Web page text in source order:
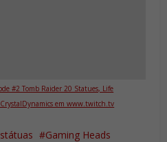
#2 Tomb Raider 20 Statues, Life
em www.twitch.tv
Gaming Heads